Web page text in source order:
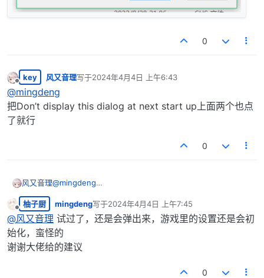
0
离线
key 风又音理写于2024年4月4日 上午6:43
最后由 编辑
@mingdeng
把Don’t display this dialog at next start up上面两个也点
了就行
0
风又音理@mingdeng
点了就行
离线
柚子厨 mingdeng写于2024年4月4日 上午7:45
最后由 编辑
@风又音理 试过了，还是会弹出来，游戏里的设置还是会初
始化，蛮怪的
谢谢大佬给的建议
0